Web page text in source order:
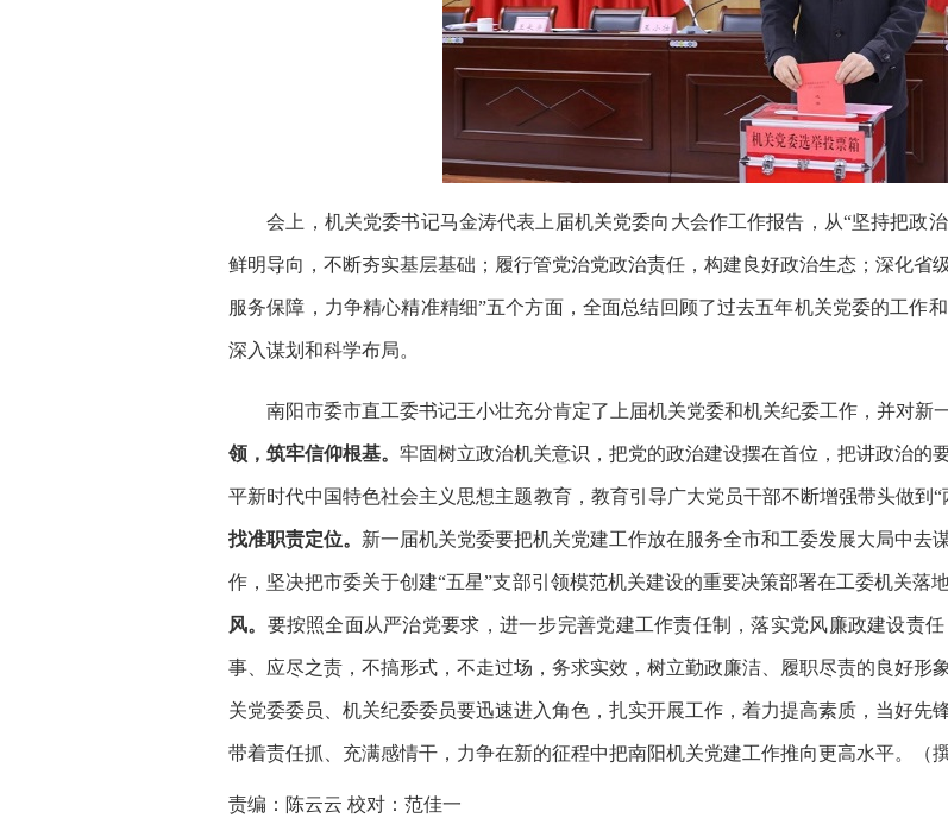
会上，机关党委书记马金涛代表上届机关党委向大会作工作报告，从“坚持把政
鲜明导向，不断夯实基层基础；履行管党治党政治责任，构建良好政治生态；深化省
服务保障，力争精心精准精细”五个方面，全面总结回顾了过去五年机关党委的工作
深入谋划和科学布局。
南阳市委市直工委书记王小壮充分肯定了上届机关党委和机关纪委工作，并对新一
领，筑牢信仰根基。 牢固树立政治机关意识，把党的政治建设摆在首位，把讲政治的
平新时代中国特色社会主义思想主题教育，教育引导广大党员干部不断增强带头做到“
找准职责定位。 新一届机关党委要把机关党建工作放在服务全市和工委发展大局中去
作，坚决把市委关于创建“五星”支部引领模范机关建设的重要决策部署在工委机关落
风。 要按照全面从严治党要求，进一步完善党建工作责任制，落实党风廉政建设责
事、应尽之责，不搞形式，不走过场，务求实效，树立勤政廉洁、履职尽责的良好形象
关党委委员、机关纪委委员要迅速进入角色，扎实开展工作，着力提高素质，当好先
带着责任抓、充满感情干，力争在新的征程中把南阳机关党建工作推向更高水平。（
责编：陈云云 校对：范佳一